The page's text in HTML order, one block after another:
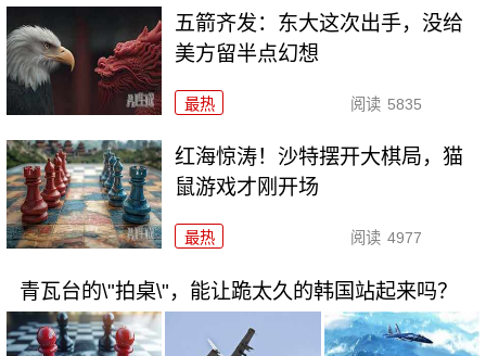
五箭齐发：东大这次出手，没给
美方留半点幻想
最热 阅读 5835
红海惊涛！沙特摆开大棋局，猫
鼠游戏才刚开场
最热 阅读 4977
青瓦台的\"拍桌\"，能让跪太久的韩国站起来吗？